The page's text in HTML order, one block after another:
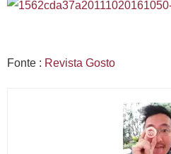
Fonte : Revista Gosto